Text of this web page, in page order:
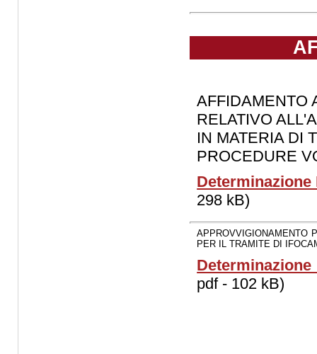
AFFIDAMENTO
RELATIVO
IN MATERIA DI
PROCEDURE
Determinazione
298 kB)
APPROVVIGIONAMENTO
PER IL TRAMITE DI
pdf - 102 kB)